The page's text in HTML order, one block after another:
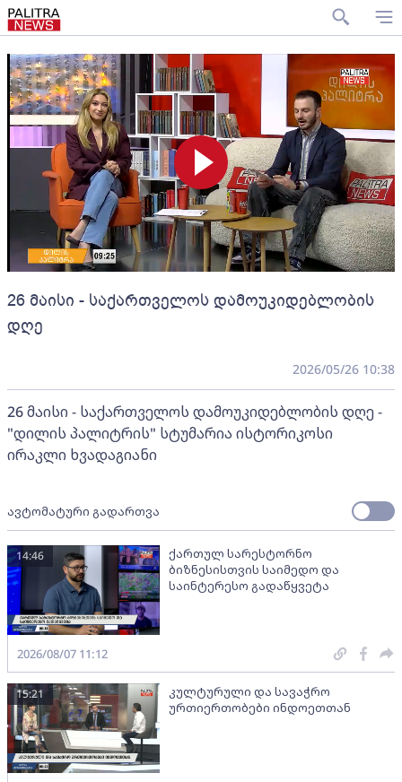
26 მაისი - საქართველოს დამოუკიდებლობის
დღე
2026/05/26 10:38
26 მაისი - საქართველოს დამოუკიდებლობის დღე -
"დილის პალიტრის" სტუმარია ისტორიკოსი
ირაკლი ხვადაგიანი
ავტომატური გადართვა
ქართულ სარესტორნო
ბიზნესისთვის საიმედო და
საინტერესო გადაწყვეტა
14:46
2026/08/07 11:12
კულტურული და სავაჭრო
ურთიერთობები ინდოეთთან
15:21